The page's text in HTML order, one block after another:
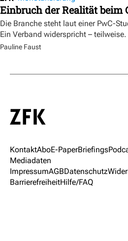
Einbruch der Realität beim
Die Branche steht laut einer PwC-
Ein Verband widerspricht – teilweise.
Pauline Faust
KontaktAboE-PaperBriefings
Mediadaten
ImpressumAGBDatenschutz
BarrierefreiheitHilfe/FAQ